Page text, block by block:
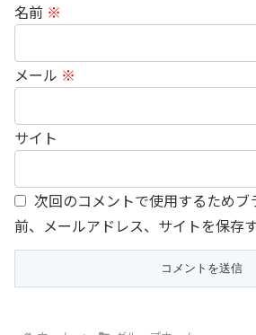
名前 ※
メール ※
サイト
次回のコメントで使用するためブ
前、メールアドレス、サイトを保存す